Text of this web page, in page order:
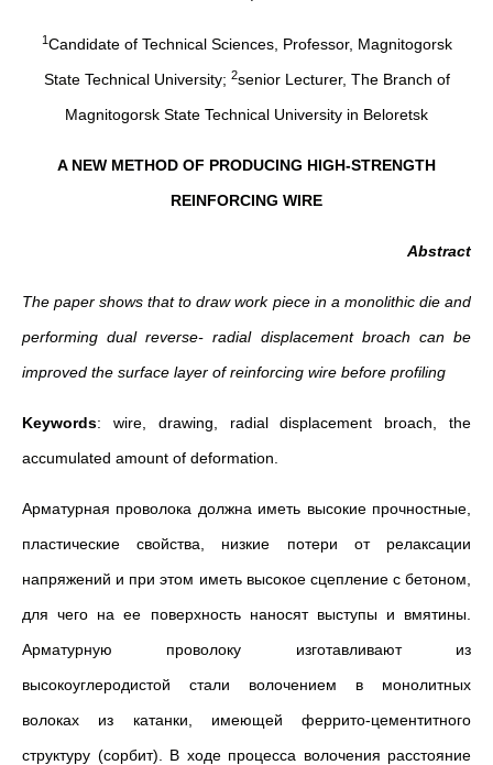
1Candidate of Technical Sciences, Professor, Magnitogorsk
State Technical University; 2senior Lecturer, The Branch of
Magnitogorsk State Technical University in Beloretsk
A NEW METHOD OF PRODUCING HIGH-STRENGTH
REINFORCING WIRE
Abstract
The paper shows that to draw work piece in a monolithic die and
performing dual reverse- radial displacement broach can be
improved the surface layer of reinforcing wire before profiling
Keywords: wire, drawing, radial displacement broach, the
accumulated amount of deformation.
Арматурная проволока должна иметь высокие прочностные,
пластические свойства, низкие потери от релаксации
напряжений и при этом иметь высокое сцепление с бетоном,
для чего на ее поверхность наносят выступы и вмятины.
Арматурную проволоку изготавливают из
высокоуглеродистой стали волочением в монолитных
волоках из катанки, имеющей феррито-цементитного
структуру (сорбит). В ходе процесса волочения расстояние